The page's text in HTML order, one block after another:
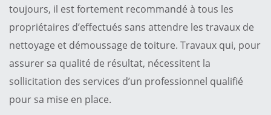
toujours, il est fortement recommandé à tous les
propriétaires d’effectués sans attendre les travaux de
nettoyage et démoussage de toiture. Travaux qui, pour
assurer sa qualité de résultat, nécessitent la
sollicitation des services d’un professionnel qualifié
pour sa mise en place.